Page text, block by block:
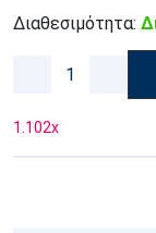
Διαθεσιμότητα:
1.102x